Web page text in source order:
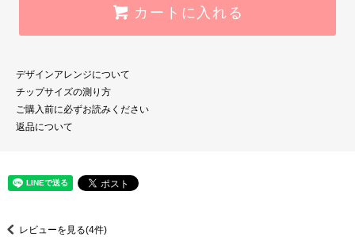
カートに入れる
デザインアレンジについて
チップサイズの測り方
ご購入前に必ずお読みください
返品について
レビューを見る(4件)